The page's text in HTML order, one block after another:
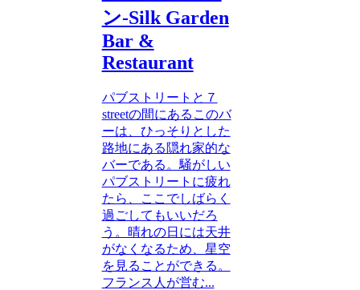
ン-Silk Garden
Bar &
Restaurant
パブストリートと７
streetの間にあるこのバ
ーは、ひっそりとした
路地にある隠れ家的な
バーである。騒がしい
パブストリートに疲れ
たら、ここでしばらく
過ごしてもいいだろ
う。晴れの日には天井
がなくなるため、星空
を見ることができる。
フランス人が営む...